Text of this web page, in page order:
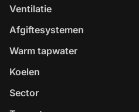
Ventilatie
Afgiftesystemen
Warm tapwater
Koelen
Sector